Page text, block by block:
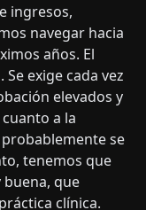
ingresos,
navegar hacia
años. El
exige cada vez
elevados y
a la
se
tenemos que
que
clínica.